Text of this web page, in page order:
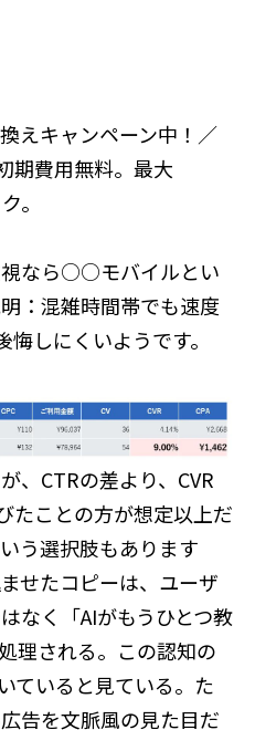
えキャンペーン中！／
期費用無料。最大
。
視なら○○モバイルとい
：混雑時間帯でも速度
しにくいようです。
、CTRの差より、CVR
ことの方が想定以上だ
う選択肢もあります
せたコピーは、ユーザ
なく「AIがもうひとつ教
理される。この認知の
ていると見ている。た
告を文脈風の見た目だ